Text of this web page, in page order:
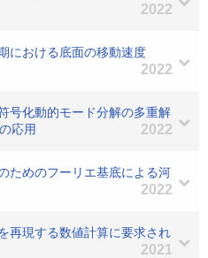
2022
における底面の移動速度
2022
号化動的モード分解の多重解
応用
2022
ためのフーリエ基底による河
2022
再現する数値計算に要求され
2021